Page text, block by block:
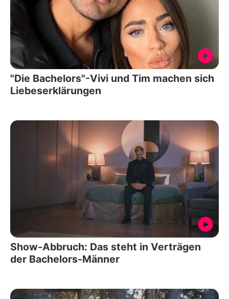
"Die Bachelors"-Vivi und Tim machen sich
Liebeserklärungen
Show-Abbruch: Das steht in Verträgen
der Bachelors-Männer